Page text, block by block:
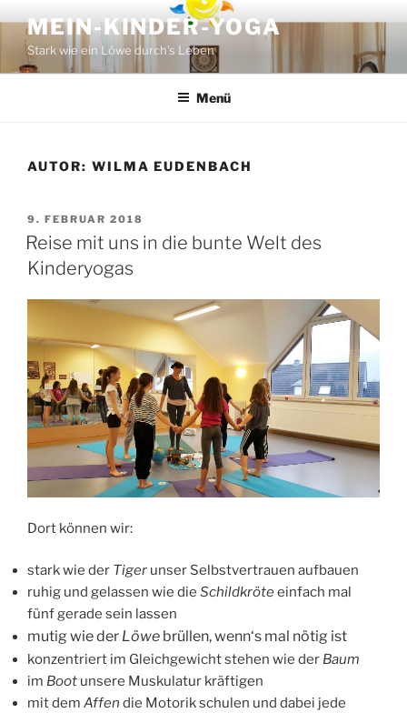
Inhalt
springen
MEIN-KINDER-YOGA
Stark wie ein Löwe durch's Leben
Menü
AUTOR: WILMA EUDENBACH
VERÖFFENTLICHT
AM
9. FEBRUAR 2018
Reise mit uns in die bunte Welt des
Kinderyogas
Dort können wir:
stark wie der Tiger unser Selbstvertrauen aufbauen
ruhig und gelassen wie die Schildkröteeinfach mal
fünf gerade sein lassen
mutig wie der Löwe brüllen, wenn‘s mal nötig ist
konzentriert im Gleichgewicht stehen wie der Baum
im Boot unsere Muskulatur kräftigen
mit dem Affen die Motorik schulen und dabei jede